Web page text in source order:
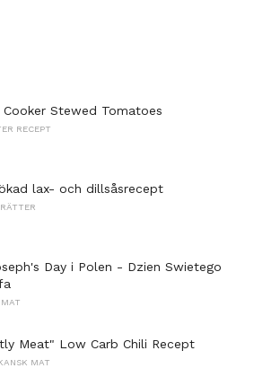
Stewed Tomatoes
RECEPT
lax- och dillsåsrecept
Day i Polen - Dzien Swietego
Meat" Low Carb Chili Recept
MAT